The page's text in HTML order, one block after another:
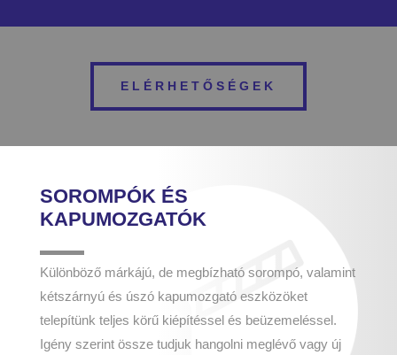
ELÉRHETŐSÉGEK
SOROMPÓK ÉS
KAPUMOZGATÓK
Különböző márkájú, de megbízható sorompó, valamint
kétszárnyú és úszó kapumozgató eszközöket
telepítünk teljes körű kiépítéssel és beüzemeléssel.
Igény szerint össze tudjuk hangolni meglévő vagy új